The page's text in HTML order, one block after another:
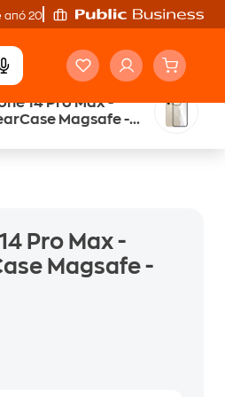
από 20'
14 Pro Max -
Magsafe -
Pro Max -
Magsafe -